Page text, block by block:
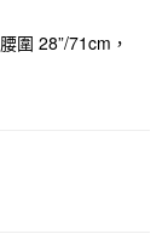
圍 28”/71cm，